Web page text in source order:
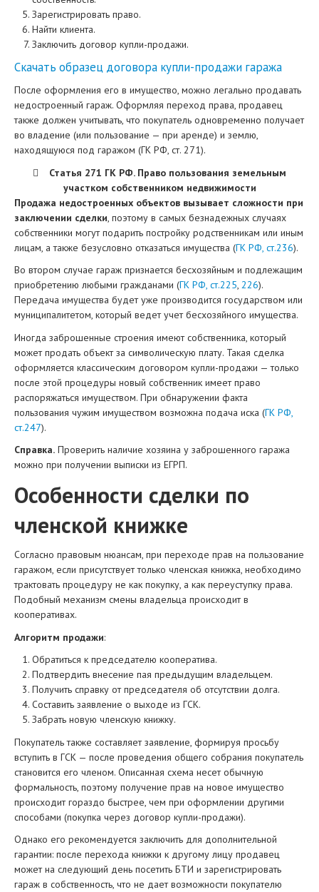
Зарегистрировать право.
Найти клиента.
Заключить договор купли-продажи.
Скачать образец договора купли-продажи гаража
После оформления его в имущество, можно легально продавать
недостроенный гараж. Оформляя переход права, продавец
также должен учитывать, что покупатель одновременно получает
во владение (или пользование — при аренде) и землю,
находящуюся под гаражом (ГК РФ, ст. 271).
Статья 271 ГК РФ. Право пользования земельным
участком собственником недвижимости
Продажа недостроенных объектов вызывает сложности при
заключении сделки , поэтому в самых безнадежных случаях
собственники могут подарить постройку родственникам или иным
лицам, а также безусловно отказаться имущества (ГК РФ, ст.236).
Во втором случае гараж признается бесхозяйным и подлежащим
приобретению любыми гражданами (ГК РФ, ст.225, 226).
Передача имущества будет уже производится государством или
муниципалитетом, который ведет учет бесхозяйного имущества.
Иногда заброшенные строения имеют собственника, который
может продать объект за символическую плату. Такая сделка
оформляется классическим договором купли-продажи — только
после этой процедуры новый собственник имеет право
распоряжаться имуществом. При обнаружении факта
пользования чужим имуществом возможна подача иска (ГК РФ,
ст.247).
Справка. Проверить наличие хозяина у заброшенного гаража
можно при получении выписки из ЕГРП.
Особенности сделки по
членской книжке
Согласно правовым нюансам, при переходе прав на пользование
гаражом, если присутствует только членская книжка, необходимо
трактовать процедуру не как покупку, а как переуступку права.
Подобный механизм смены владельца происходит в
кооперативах.
Алгоритм продажи:
Обратиться к председателю кооператива.
Подтвердить внесение пая предыдущим владельцем.
Получить справку от председателя об отсутствии долга.
Составить заявление о выходе из ГСК.
Забрать новую членскую книжку.
Покупатель также составляет заявление, формируя просьбу
вступить в ГСК — после проведения общего собрания покупатель
становится его членом. Описанная схема несет обычную
формальность, поэтому получение прав на новое имущество
происходит гораздо быстрее, чем при оформлении другими
способами (покупка через договор купли-продажи).
Однако его рекомендуется заключить для дополнительной
гарантии: после перехода книжки к другому лицу продавец
может на следующий день посетить БТИ и зарегистрировать
гараж в собственность, что не дает возможности покупателю